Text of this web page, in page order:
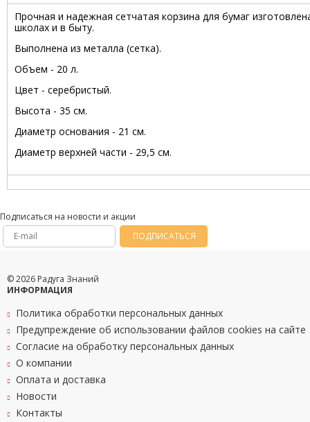
Прочная и надежная сетчатая корзина для бумаг
школах и в быту.
Выполнена из металла (сетка).
Объем - 20 л.
Цвет - серебристый.
Высота - 35 см.
Диаметр основания - 21 см.
Диаметр верхней части - 29,5 см.
Подписаться на новости и акции
ПОДПИСАТЬСЯ
© 2026 Радуга Знаний
ИНФОРМАЦИЯ
Политика обработки персональных данных
Предупреждение об использовании файлов cookies на сайте
Согласие на обработку персональных данных
О компании
Оплата и доставка
Новости
Контакты